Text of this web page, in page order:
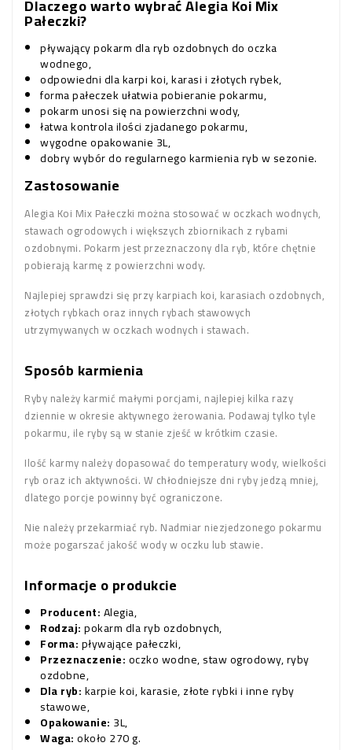
Dlaczego warto wybrać Alegia Koi Mix
Pałeczki?
pływający pokarm dla ryb ozdobnych do oczka
wodnego,
odpowiedni dla karpi koi, karasi i złotych rybek,
forma pałeczek ułatwia pobieranie pokarmu,
pokarm unosi się na powierzchni wody,
łatwa kontrola ilości zjadanego pokarmu,
wygodne opakowanie 3L,
dobry wybór do regularnego karmienia ryb w sezonie.
Zastosowanie
Alegia Koi Mix Pałeczki można stosować w oczkach wodnych,
stawach ogrodowych i większych zbiornikach z rybami
ozdobnymi. Pokarm jest przeznaczony dla ryb, które chętnie
pobierają karmę z powierzchni wody.
Najlepiej sprawdzi się przy karpiach koi, karasiach ozdobnych,
złotych rybkach oraz innych rybach stawowych
utrzymywanych w oczkach wodnych i stawach.
Sposób karmienia
Ryby należy karmić małymi porcjami, najlepiej kilka razy
dziennie w okresie aktywnego żerowania. Podawaj tylko tyle
pokarmu, ile ryby są w stanie zjeść w krótkim czasie.
Ilość karmy należy dopasować do temperatury wody, wielkości
ryb oraz ich aktywności. W chłodniejsze dni ryby jedzą mniej,
dlatego porcje powinny być ograniczone.
Nie należy przekarmiać ryb. Nadmiar niezjedzonego pokarmu
może pogarszać jakość wody w oczku lub stawie.
Informacje o produkcie
Producent:Alegia,
Rodzaj:pokarm dla ryb ozdobnych,
Forma:pływające pałeczki,
Przeznaczenie:oczko wodne, staw ogrodowy, ryby
ozdobne,
Dla ryb:karpie koi, karasie, złote rybki i inne ryby
stawowe,
Opakowanie: 3L,
Waga:około 270 g.